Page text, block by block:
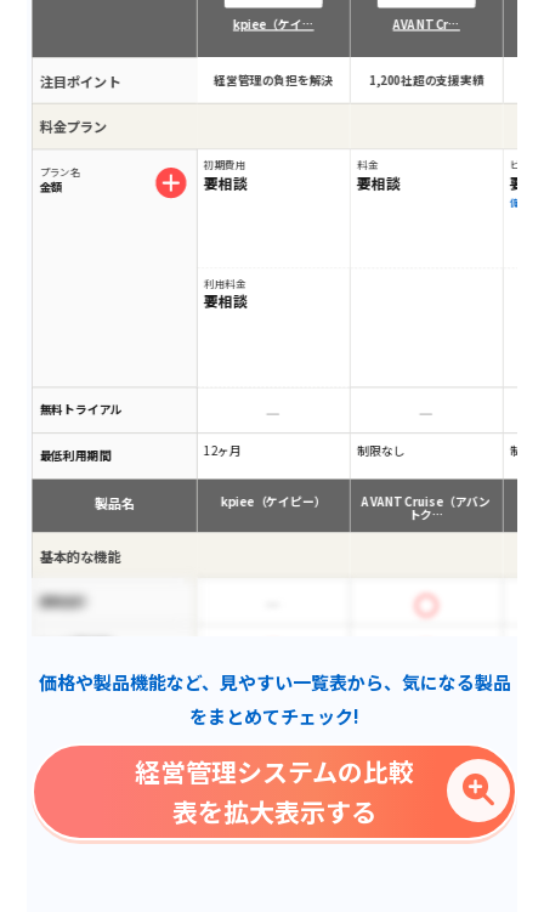
注目ポイント
料金プラン
プラン名
金額
無料トライアル
最低利用期間
製品名
基本的な機能
連結会計
通貨設定
専門用語の解説動画あり
kpiee（ケイ…
経営管理の負担を解決
初期費用
要相談
利用料金
要相談
12ヶ月
kpiee（ケイピー）
AVANT Cr…
1,200社超の支援実績
料金
要相談
制限なし
AVANT Cruise（アバン
トク…
ビジネ
要相
備考
制限
価格や製品機能など、見やすい一覧表から、気になる製品
をまとめてチェック!
経営管理システムの比較
表を拡大表示する